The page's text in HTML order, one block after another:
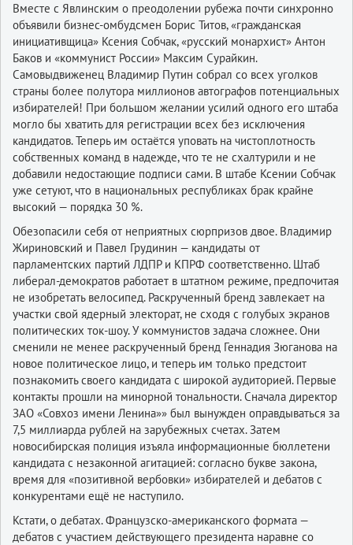
Вместе с Явлинским о преодолении рубежа почти синхронно
объявили бизнес-омбудсмен Борис Титов, «гражданская
инициативщица» Ксения Собчак, «русский монар­хист» Антон
Баков и «коммунист России» Максим Сурайкин.
Самовыдвиженец Владимир Путин собрал со всех уголков
страны более полутора миллионов автографов потенциальных
избирателей! При большом желании усилий одного его штаба
могло бы хватить для регистрации всех без исключения
кандидатов. Теперь им остаётся уповать на чистоплотность
собственных команд в надежде, что те не схалтурили и не
добавили недостающие подписи сами. В штабе Ксении Собчак
уже сетуют, что в национальных республиках брак крайне
высокий — порядка 30 %.
Обезопасили себя от неприятных сюрпризов двое. Владимир
Жириновский и Павел Грудинин — кандидаты от
парламентских партий ЛДПР и КПРФ соответственно. Штаб
либерал-демократов работает в штатном режиме, предпочитая
не изобретать велосипед. Раскрученный бренд завлекает на
участки свой ядерный электорат, не сходя с голубых экранов
политических ток-шоу. У коммунистов задача сложнее. Они
сменили не менее раскрученный бренд Геннадия Зюганова на
новое политическое лицо, и теперь им только предстоит
познакомить своего кандидата с широкой аудиторией. Первые
контакты прошли на минорной тональности. Сначала директор
ЗАО «Совхоз имени Ленина»» был вынужден оправдываться за
7,5 миллиарда рублей на зарубежных счетах. Затем
новосибирская полиция изъяла информационные бюллетени
кандидата с незаконной агитацией: согласно букве закона,
время для «позитивной вербовки» избирателей и дебатов с
конкурентами ещё не наступило.
Кстати, о дебатах. Французско-американского формата —
дебатов с участием действующего президента наравне со